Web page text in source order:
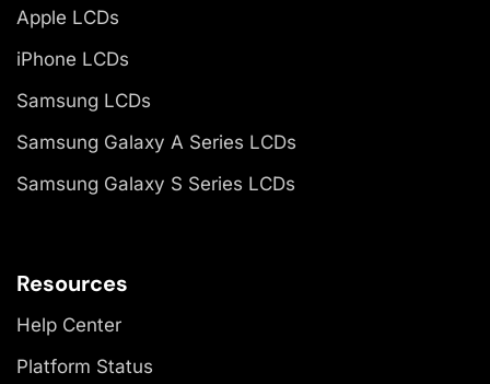
Apple LCDs
iPhone LCDs
Samsung LCDs
Samsung Galaxy A Series LCDs
Samsung Galaxy S Series LCDs
Resources
Help Center
Platform Status